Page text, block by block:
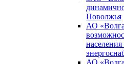
Поволжья
АО